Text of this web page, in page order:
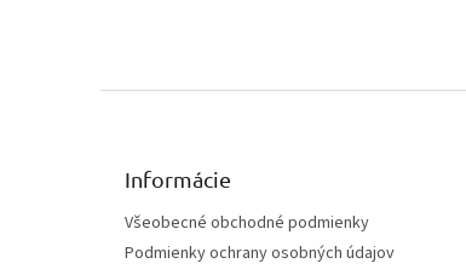
Informácie
Všeobecné obchodné podmienky
Podmienky ochrany osobných údajov